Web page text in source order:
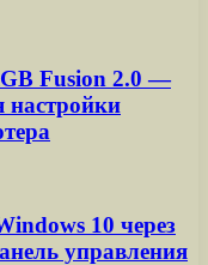
Fusion 2.0 —
настройки
10 через
управления